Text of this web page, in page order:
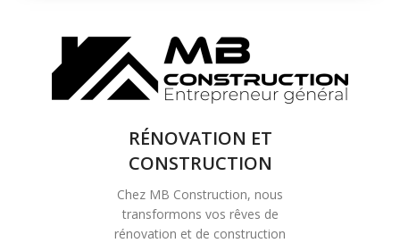
SOLUTIONS DE
RÉNOVATION
COMPLÈTE
RÉNOVATION ET
CONSTRUCTION
Chez MB Construction, nous
transformons vos rêves de
rénovation et de construction